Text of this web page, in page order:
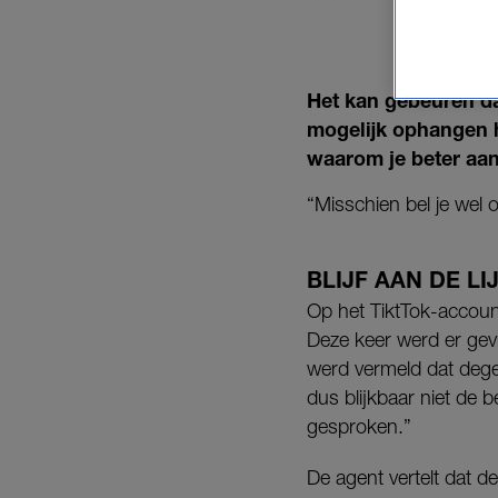
Het kan gebeuren
mogelijk ophangen
waarom je beter
“Misschien bel je wel
BLIJF AAN DE
Op het TiktTok-
Deze keer werd er
werd vermeld dat
dus blijkbaar niet de
gesproken.”
De agent vertelt dat